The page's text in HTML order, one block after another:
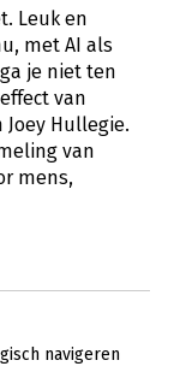
Leuk en
met AI als
je niet ten
van
Hullegie.
van
mens,
navigeren